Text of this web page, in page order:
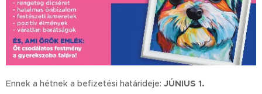
Ennek a hétnek a befizetési határideje: JÚNIUS 1.